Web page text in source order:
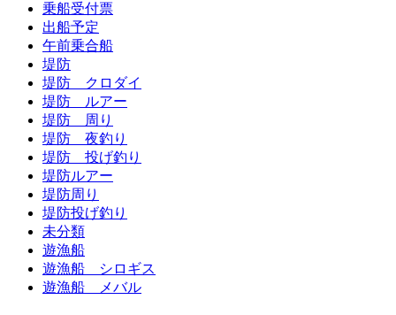
乗船受付票
出船予定
午前乗合船
堤防
堤防 クロダイ
堤防 ルアー
堤防 周り
堤防 夜釣り
堤防 投げ釣り
堤防ルアー
堤防周り
堤防投げ釣り
未分類
遊漁船
遊漁船 シロギス
遊漁船 メバル